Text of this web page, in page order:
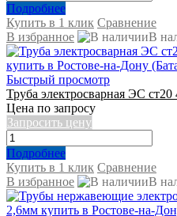
Подробнее
Купить в 1 клик Сравнение
В избранное
В
Быстрый просмотр
Труба электросварная ЭС
Цена по запросу
Запросить цену
Подробнее
Купить в 1 клик Сравнение
В избранное
В